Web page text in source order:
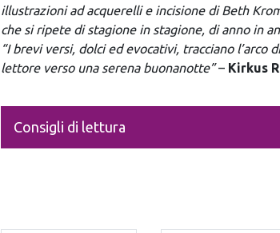
illustrazioni ad acquerelli e incisione di Beth
che si ripete di stagione in stagione, di anno in
“I brevi versi, dolci ed evocativi, tracciano
lettore verso una serena buonanotte”– Kirkus
Consigli di lettura